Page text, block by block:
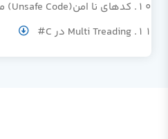
کدهای نا امن(Unsafe Code) مربوط به C#
Multi Treading در C#